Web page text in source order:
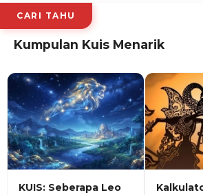
CARI TAHU
Kumpulan Kuis Menarik
KUIS: Seberapa Leo